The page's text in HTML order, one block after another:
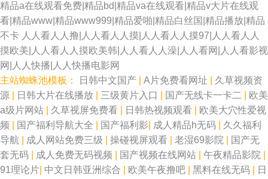
精品a在线观看免费|精品bd|精品va在线观看|精品v大片在线观
看|精品www|精品www999|精品爱啪|精品白丝国|精品播放|精品
不卡 人人看人人撸|人人看人人摸|人人看人人摸97|人人看人人
摸欧美|人人看人人摸欧美韩|人人看人人澡|人人看网|人人看影视
网|人人快播|人人快播电影网
主站蜘蛛池模板：
日韩中文国产 A片免费看网址
久草视频资
源
日韩大片在线播放 三级黄片入口 国产无线卡一卡二
欧美
a级片网站
久草视屏免费看 日韩热视频观看
欧美大穴性爱视
频
国产福利导航大全 国产福利影 成人精品h无码
久久福利
导航
成人网站免费三级 操碰视屏观看 老湿69影院
国产无
套无码
成人免费无码视频 国产视频在线网站 午夜精品影院
91理论片 中文日韩亚洲综合 欧美午夜撸吧 黑料在线无码
日